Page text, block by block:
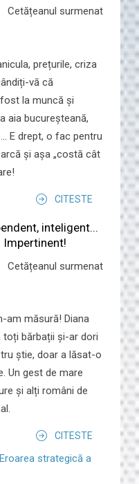
Cetățeanul surmenat
prețurile, criza
vă că
la muncă și
aia bucureșteană,
E drept, o fac pentru
și așa „costă cât
CITESTE
inteligent...
Impertinent!
Cetățeanul surmenat
am măsură! Diana
toți bărbații și-ar dori
știe, doar a lăsat-o
Un gest de mare
și alți români de
CITESTE
strategică a